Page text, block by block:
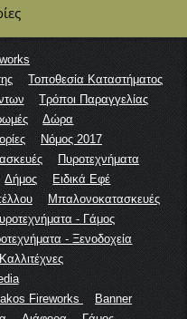
Τοποθεσία Καταστήματος
Τρόποι Παραγγελίας
Δώρα
Νόμος 2017
Πυροτεχνήματα
Δήμος
Ειδικά Εφέ
Μπαλονοκατασκευές
- Γάμος
- Ξενοδοχεία
Fireworks
Banner